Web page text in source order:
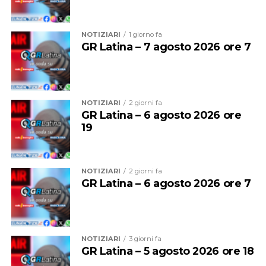
l’inizio della stagione scolastica, quando andrà garantito
agli studenti il diritto alla mobilità che è sacrosanto”.
Audio
Player
00:00
Per il sindacalista, che martedì sedeva al tavolo con
altre due sigle, Cgil e Uil, ci sono due motivi
fondamentali: “Se non si revoca la procedura o si chiude
NOTIZIARI 1 giorno fa
GR Latina – 7 agosto 2026 ore 7
NOTIZIARI 2 giorni fa
GR Latina – 6 agosto 2026 ore
19
NOTIZIARI 2 giorni fa
GR Latina – 6 agosto 2026 ore 7
NOTIZIARI 3 giorni fa
GR Latina – 5 agosto 2026 ore 18